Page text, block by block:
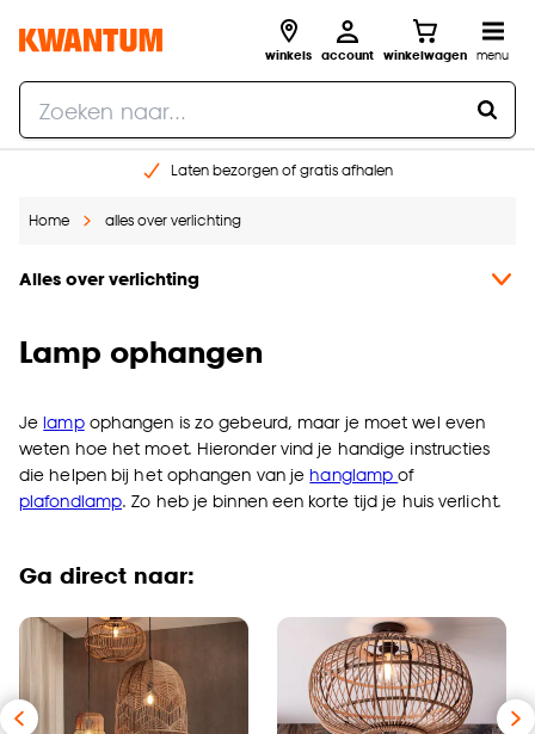
winkels account winkelwagen menu
Laten bezorgen of gratis afhalen
Gratis raam advies en opmeten aan huis
Home alles over verlichting
Alles over verlichting
Lamp ophangen
Jelampophangen is zo gebeurd, maar je moet wel even
weten hoe het moet. Hieronder vind je handige instructies
die helpen bij het ophangen van jehanglampof
plafondlamp. Zo heb je binnen een korte tijd je huis verlicht.
Ga direct naar: